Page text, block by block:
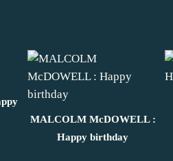
MALCOLM McDOWELL :
Happy birthday